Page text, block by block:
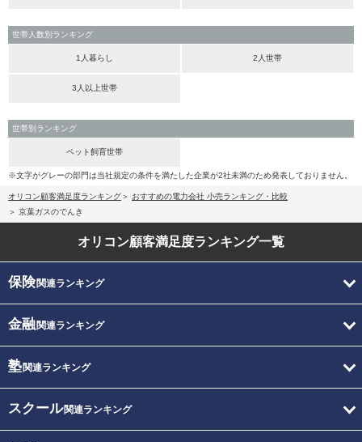
世帯人数別ランキング
1人暮らし 2人世帯
3人以上世帯
世帯別ランキング
ペット飼育世帯
※文字がグレーの部門は当社規定の条件を満たした企業が2社未満のため発表しておりません。
オリコン顧客満足度ランキング
おすすめの電力会社 小売ランキング・比較
京葉ガスのでんき
オリコン顧客満足度ランキング一覧
保険関連ランキング
金融関連ランキング
塾関連ランキング
スクール関連ランキング